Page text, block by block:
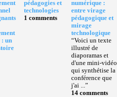
: un
pédagogies et
technologies
1 comments
numérique :
entre virage
pédagogique et
mirage
technologique
“Voici un texte
illustré de
diaporamas et
d'une mini-vidéo
qui synthétise la
conférence que
j'ai ...”
14 comments